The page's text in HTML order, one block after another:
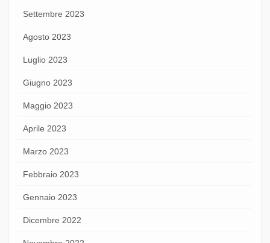
Settembre 2023
Agosto 2023
Luglio 2023
Giugno 2023
Maggio 2023
Aprile 2023
Marzo 2023
Febbraio 2023
Gennaio 2023
Dicembre 2022